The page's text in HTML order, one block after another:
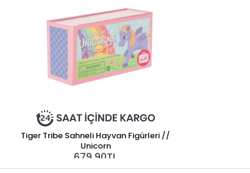
Tiger Tribe Sahneli Hayvan Figürleri //
Unicorn
679,90TL
Terra Hayvan